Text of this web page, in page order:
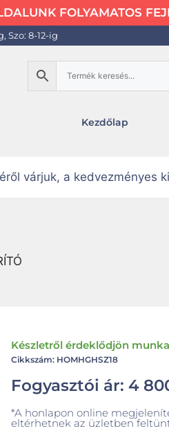
FOLYAMATOS
Szo: 8-12-ig
Kezdőlap
várjuk, a kedvezményes
Készletről érdeklődjön
Cikkszám: HOMHGHSZ18
Fogyasztói ár:4
*A honlapon online
eltérhetnek az üzletben